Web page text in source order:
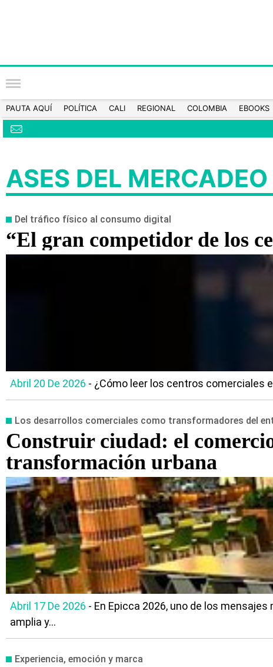
PAUTA AQUÍ POLÍTICA CALI REGIONAL COLOMBIA EBOOKS
ASES DEL MERCADEO
Del tráfico físico al consumo digital
“El gran competidor de los
Abril 20 De 2026 - ¿Cómo leer los centros comerciales
Los desarrollos comerciales como transformadores del
Construir ciudad: el
transformación urbana
Abril 17 De 2026 - En Epicca 2026, uno de los
amplia y...
Experiencia, emoción y marca